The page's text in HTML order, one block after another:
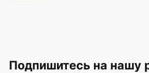
Подпишитесь на нашу